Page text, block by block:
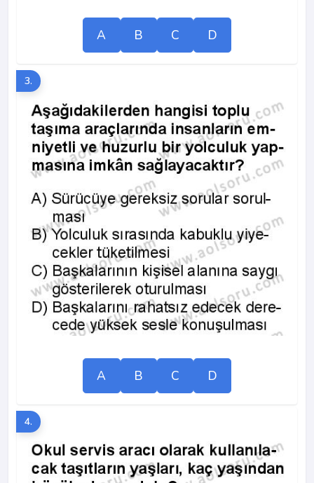
A B C D
3.
A B C D
4.